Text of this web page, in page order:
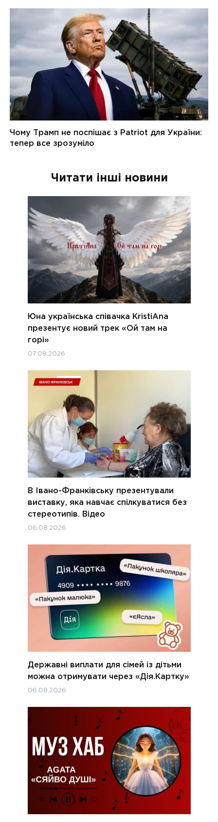
Читати інші новини
Юна українська співачка KristiAna
презентує новий трек «Ой там на
горі»
07.08.2026
В Івано-Франківську презентували
виставку, яка навчає спілкуватися без
стереотипів. Відео
06.08.2026
Державні виплати для сімей із дітьми
можна отримувати через «Дія.Картку»
06.08.2026